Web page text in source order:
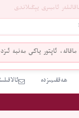
ئامبىرى يېڭىلاندى
ھەققىمىزدە